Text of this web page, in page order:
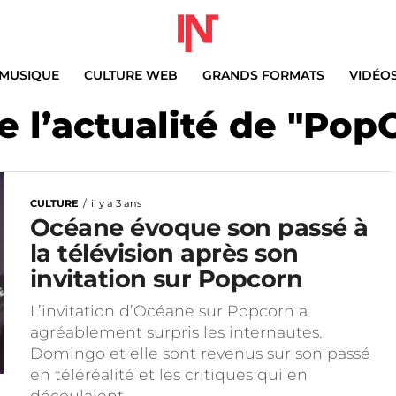
CULTURE WEB GRANDS FORMATS
l’actualité de
CULTURE il y a 3 ans
Océane évoque son passé à
la télévision après son
invitation sur Popcorn
L’invitation d’Océane sur Popcorn a
agréablement surpris les internautes.
Domingo et elle sont revenus sur son passé
en téléréalité et les critiques qui en